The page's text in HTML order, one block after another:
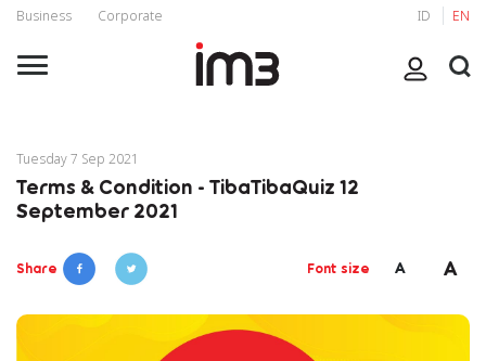
Business Corporate ID EN
Tuesday 7 Sep 2021
Terms & Condition - TibaTibaQuiz 12
September 2021
Share Font size A A